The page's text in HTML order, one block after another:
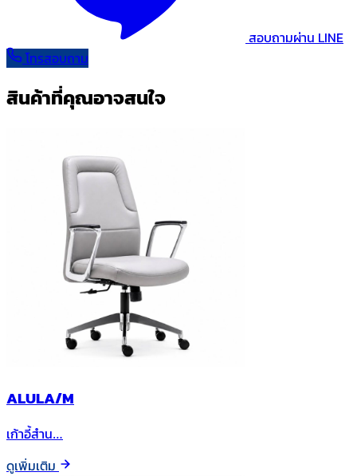
สอบถามผ่าน LINE
โทรสอบถาม
สินค้าที่คุณอาจสนใจ
ALULA/M
เก้าอี้สำน…
ดูเพิ่มเติม